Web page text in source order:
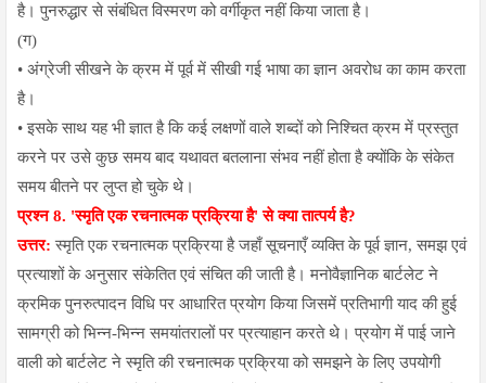
है। पुनरुद्धार से संबंधित विस्मरण को वर्गीकृत नहीं किया जाता है।
(ग)
• अंग्रेजी सीखने के क्रम में पूर्व में सीखी गई भाषा का ज्ञान अवरोध का काम करता
है।
• इसके साथ यह भी ज्ञात है कि कई लक्षणों वाले शब्दों को निश्चित क्रम में प्रस्तुत
करने पर उसे कुछ समय बाद यथावत बतलाना संभव नहीं होता है क्योंकि के संकेत
समय बीतने पर लुप्त हो चुके थे।
प्रश्न 8. 'स्मृति एक रचनात्मक प्रक्रिया है' से क्या तात्पर्य है?
उत्तर:स्मृति एक रचनात्मक प्रक्रिया है जहाँ सूचनाएँ व्यक्ति के पूर्व ज्ञान, समझ एवं
प्रत्याशों के अनुसार संकेतित एवं संचित की जाती है। मनोवैज्ञानिक बार्टलेट ने
क्रमिक पुनरुत्पादन विधि पर आधारित प्रयोग किया जिसमें प्रतिभागी याद की हुई
सामग्री को भिन्न-भिन्न समयांतरालों पर प्रत्याहान करते थे। प्रयोग में पाई जाने
वाली को बार्टलेट ने स्मृति की रचनात्मक प्रक्रिया को समझने के लिए उपयोगी